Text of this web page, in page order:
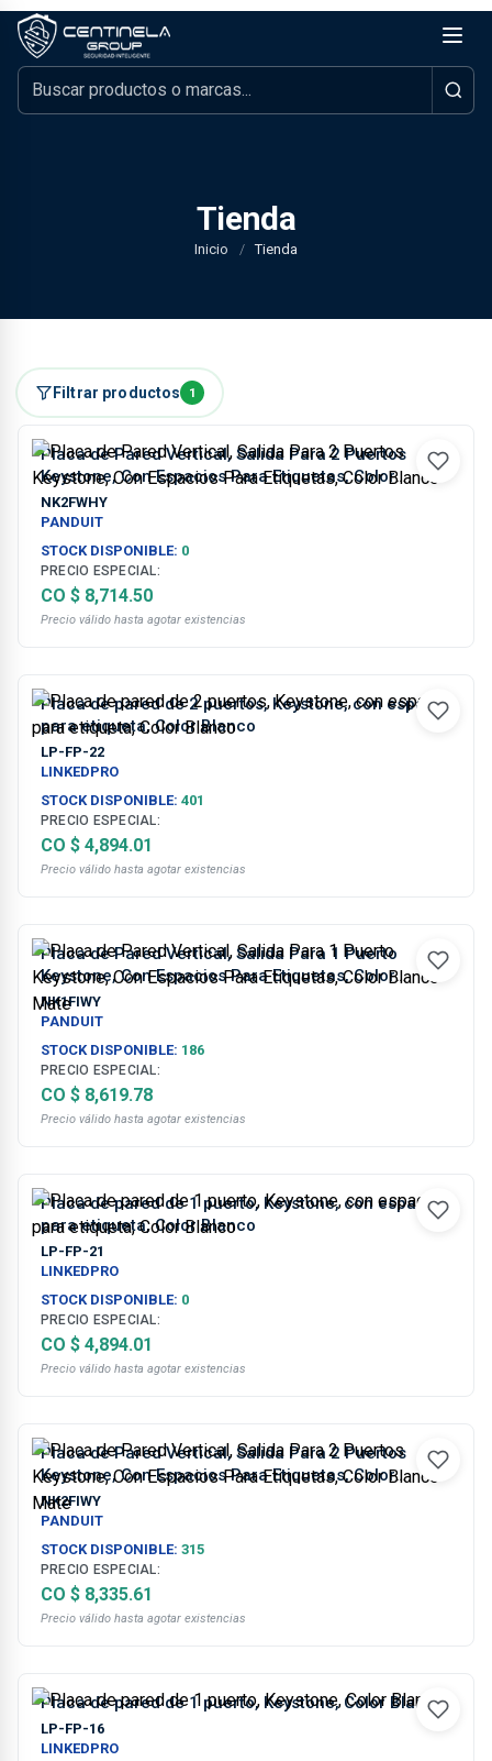
Tienda
Inicio / Tienda
Filtrar productos 1
Placa de Pared Vertical, Salida Para 2 Puertos
Keystone, Con Espacios Para Etiquetas, Color
Blanco
NK2FWHY
PANDUIT
STOCK DISPONIBLE: 0
PRECIO ESPECIAL:
CO $ 8,714.50
Precio válido hasta agotar existencias
Placa de pared de 2 puertos, Keystone, con espacio
para etiqueta, Color Blanco
LP-FP-22
LINKEDPRO
STOCK DISPONIBLE: 401
PRECIO ESPECIAL:
CO $ 4,894.01
Precio válido hasta agotar existencias
Placa de Pared Vertical, Salida Para 1 Puerto
Keystone, Con Espacios Para Etiquetas, Color
Blanco Mate
NK1FIWY
PANDUIT
STOCK DISPONIBLE: 186
PRECIO ESPECIAL:
CO $ 8,619.78
Precio válido hasta agotar existencias
Placa de pared de 1 puerto, Keystone, con espacio
para etiqueta, Color Blanco
LP-FP-21
LINKEDPRO
STOCK DISPONIBLE: 0
PRECIO ESPECIAL:
CO $ 4,894.01
Precio válido hasta agotar existencias
Placa de Pared Vertical, Salida Para 2 Puertos
Keystone, Con Espacios Para Etiquetas, Color
Blanco Mate
NK2FIWY
PANDUIT
STOCK DISPONIBLE: 315
PRECIO ESPECIAL:
CO $ 8,335.61
Precio válido hasta agotar existencias
Placa de pared de 1 puerto, Keystone, Color Blanco
LP-FP-16
LINKEDPRO